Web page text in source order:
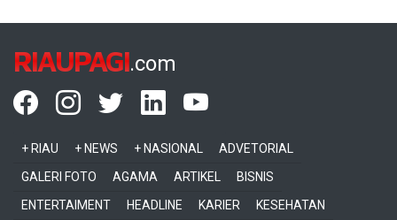
RIAUPAGI.com
+ RIAU + NEWS + NASIONAL
ADVETORIAL
GALERI FOTO
AGAMA ARTIKEL
BISNIS
ENTERTAIMENT
HEADLINE KARIER
KESEHATAN